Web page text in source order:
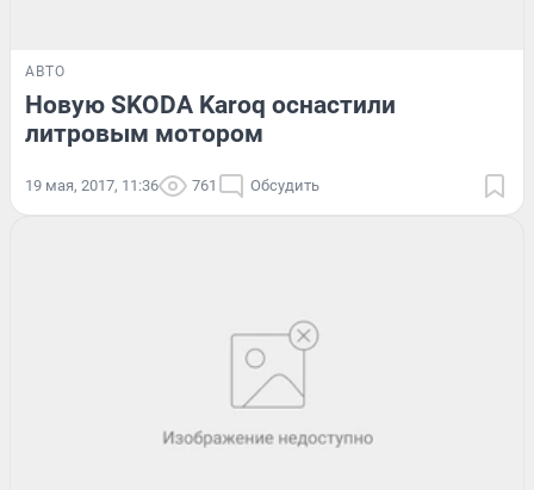
АВТО
Новую SKODA Karoq оснастили
литровым мотором
19 мая, 2017, 11:36 761 Обсудить